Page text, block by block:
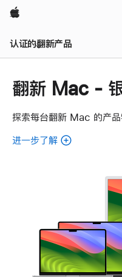
Apple
认证的翻新产品
翻新 Mac -
探索每台翻新 Mac 的产品
进一步了解
Mac。